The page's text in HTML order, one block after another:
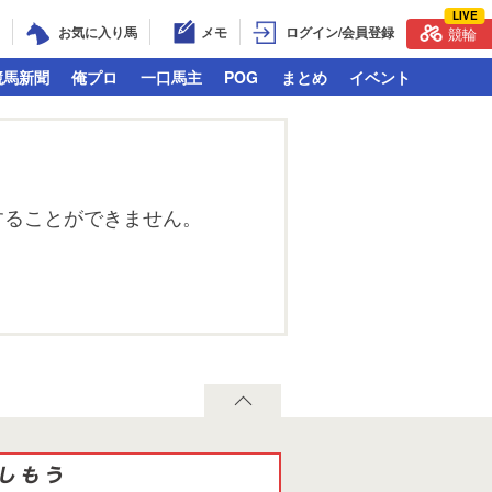
お気に入り馬 メモ ログイン/会員登録
LIVE
競輪
新聞 俺プロ 一口馬主 POG まとめ イベント
ことができません。